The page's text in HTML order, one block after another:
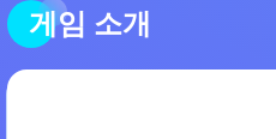
게임 소개